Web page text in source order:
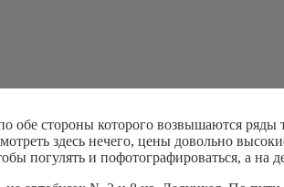
обе стороны которого возвышаются
здесь нечего, цены довольно
погулять и пофотографироваться, а на